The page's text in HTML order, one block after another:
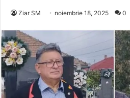
Ziar SM noiembrie 18, 2025 0